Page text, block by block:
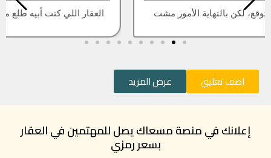
العقار اللي كنت أبيه طلع مباع، أتمنى التحديث يكون أسرع
اضف تعليق عرض المزيد
إعلانك في منصة مسعاك يصل للمهتمين في العقار
بسعر رمزي